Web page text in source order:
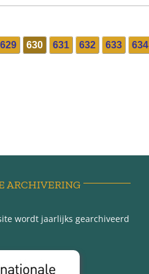
629 630 631 632 633 634
ARCHIVERING
wordt jaarlijks gearchiveerd